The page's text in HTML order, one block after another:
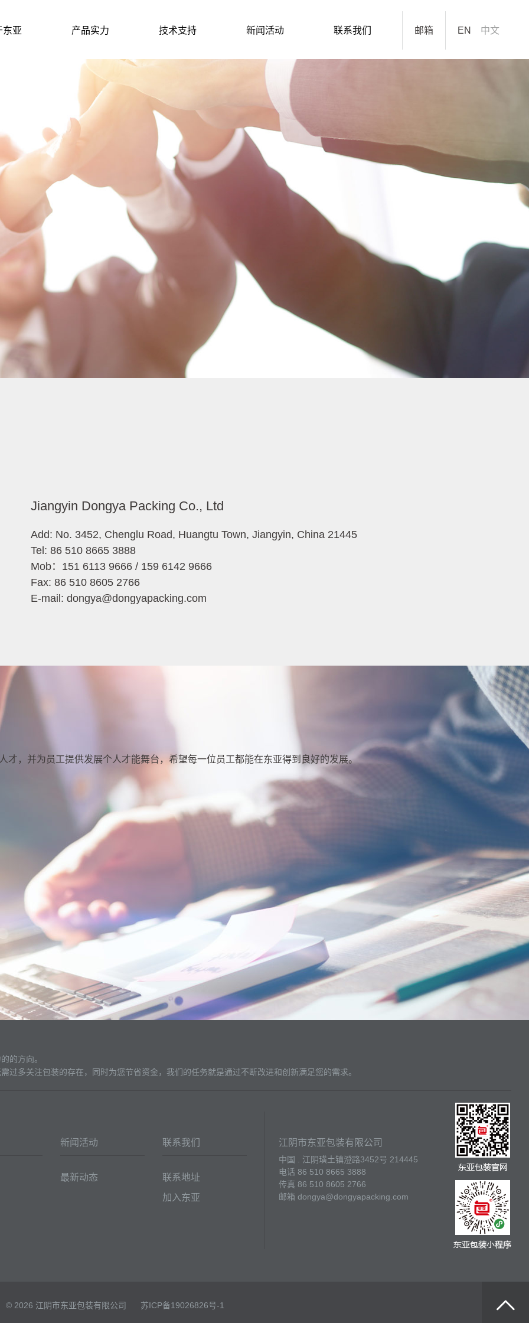
东亚 产品实力 技术支持 新闻活动 联系我们 邮箱 EN 中文
Jiangyin Dongya Packing Co., Ltd
Add: No. 3452, Chenglu Road, Huangtu Town, Jiangyin, China 21445
Tel: 86 510 8665 3888
Mob： 151 6113 9666 / 159 6142 9666
Fax: 86 510 8605 2766
E-mail: dongya@dongyapacking.com
，并为员工提供发展个人才能舞台，希望每一位员工都能在东亚得到良好的发展。
的方向。
多关注包装的存在，同时为您节省资金，我们的任务就是通过不断改进和创新满足您的需求。
新闻活动
最新动态
联系我们
联系地址
加入东亚
江阴市东亚包装有限公司
中国 . 江阴璜土镇澄路3452号 214445
电话 86 510 8665 3888
传真 86 510 8605 2766
邮箱 dongya@dongyapacking.com
© 2026 江阴市东亚包装有限公司 苏ICP备19026826号-1